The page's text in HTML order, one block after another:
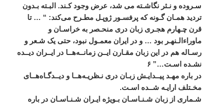
سـروده و نـثر نگاشـته می شد، عرض وجود کـند. البـته بـدون
ترديد همـان گـونه که پرفسـور ژوپـل مطـرح میکند: “ …تا
قرن چـهارم هجـری زبان دری منحـصر به خراسـان و
ماوراءالـنهـر بود …و در ايران معمـول نبود، حتی يک شـعر و
رسـاله هم در اين زبان مقـارن ايــن زمانــههــا در ايــران ديــده
نشـده اسـت…”۶
در باره مهـد پيــدايـش زبـان دری نـظريـههــا و ديــدگـاههــای
مخـتلف ارايـه شــده اسـت.
شـماری از زبان شـنـاسـان بـويژه ايـران شـنـاسـان در باره